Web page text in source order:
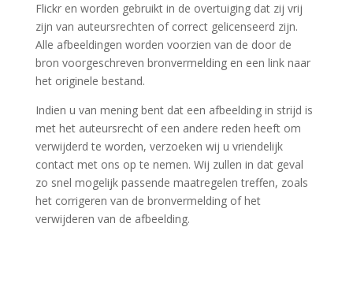
Flickr en worden gebruikt in de overtuiging dat zij vrij
zijn van auteursrechten of correct gelicenseerd zijn.
Alle afbeeldingen worden voorzien van de door de
bron voorgeschreven bronvermelding en een link naar
het originele bestand.
Indien u van mening bent dat een afbeelding in strijd is
met het auteursrecht of een andere reden heeft om
verwijderd te worden, verzoeken wij u vriendelijk
contact met ons op te nemen. Wij zullen in dat geval
zo snel mogelijk passende maatregelen treffen, zoals
het corrigeren van de bronvermelding of het
verwijderen van de afbeelding.